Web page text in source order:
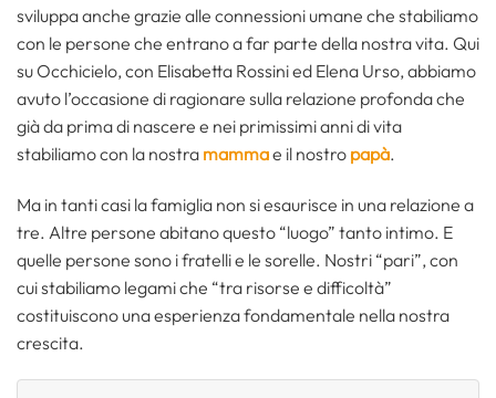
sviluppa anche grazie alle connessioni umane che stabiliamo
con le persone che entrano a far parte della nostra vita. Qui
su Occhicielo, con Elisabetta Rossini ed Elena Urso, abbiamo
avuto l’occasione di ragionare sulla relazione profonda che
già da prima di nascere e nei primissimi anni di vita
stabiliamo con la nostra mammae il nostro papà.
Ma in tanti casi la famiglia non si esaurisce in una relazione a
tre. Altre persone abitano questo “luogo” tanto intimo. E
quelle persone sono i fratelli e le sorelle. Nostri “pari”, con
cui stabiliamo legami che “tra risorse e difficoltà”
costituiscono una esperienza fondamentale nella nostra
crescita.